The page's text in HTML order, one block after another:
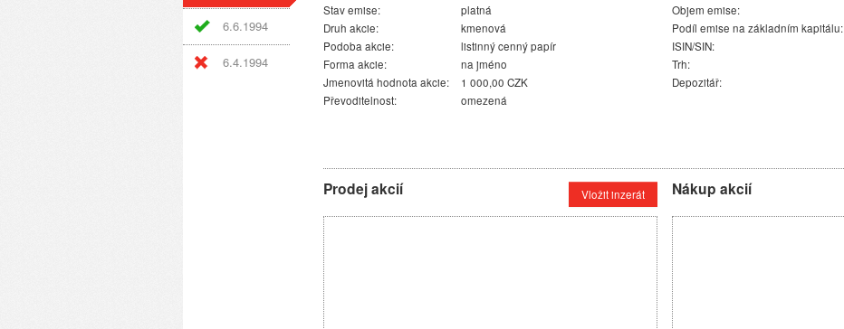
6.6.1994
6.4.1994
Stav emise:
platná
Druh akcie:
kmenová
Podoba akcie:
listinný cenný papír
Forma akcie:
na jméno
Jmenovitá hodnota akcie:
1 000,00 CZK
Převoditelnost:
omezená
Objem emise:
Podíl emise na základním kapitálu:
ISIN/SIN:
Trh:
Depozitář:
Prodej akcií Vložit inzerát Nákup akcií